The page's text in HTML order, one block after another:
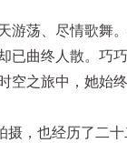
游荡、尽情歌舞
已曲终人散。巧
空之旅中，她始终
，也经历了二十